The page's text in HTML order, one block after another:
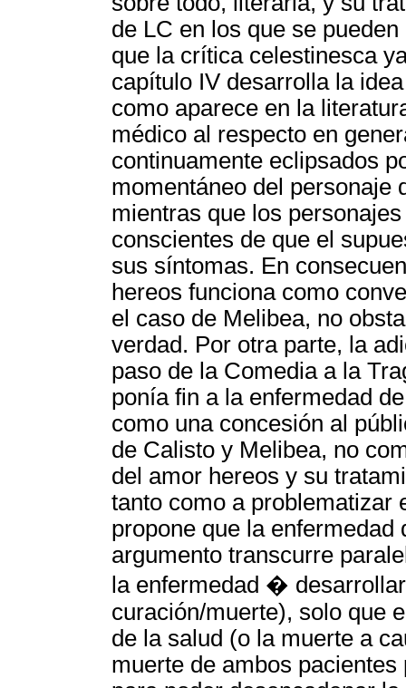
de LC en los que se
que la crítica celestinesca
capítulo IV desarrolla la
como aparece en la
médico al respecto en
continuamente eclipsados
momentáneo del personaje
mientras que los
conscientes de que el
sus síntomas. En
hereos funciona como
el caso de Melibea, no
verdad. Por otra parte, la
paso de la Comedia a la
ponía fin a la enfermedad
como una concesión al
de Calisto y Melibea, no
del amor hereos y su
tanto como a problematizar
propone que la
argumento transcurre
la enfermedad �
curación/muerte), solo que
de la salud (o la muerte a
muerte de ambos